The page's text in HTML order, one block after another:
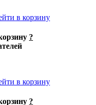
в корзину
?
в корзину
?